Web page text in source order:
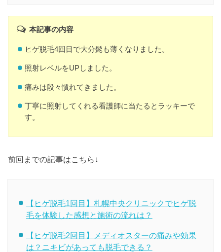
本記事の内容
ヒゲ脱毛4回目で大分髭も薄くなりました。
照射レベルをUPしました。
痛みは段々慣れてきました。
丁寧に照射してくれる看護師に当たるとラッキーで
す。
前回までの記事はこちら↓
【ヒゲ脱毛1回目】札幌中央クリニックでヒゲ脱
毛を体験した感想と施術の流れは？
【ヒゲ脱毛2回目】メディオスターの痛みや効果
は？ニキビがあっても脱毛できる？